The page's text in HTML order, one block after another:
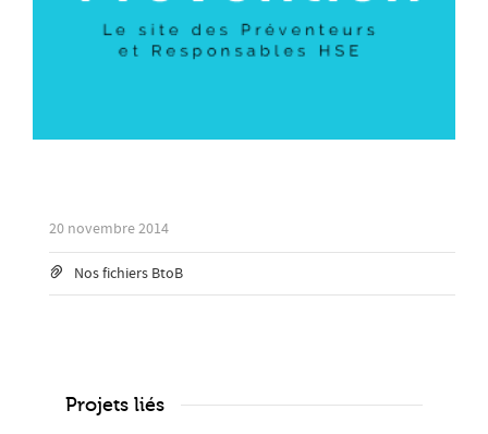
20 novembre 2014
Nos fichiers BtoB
Projets liés